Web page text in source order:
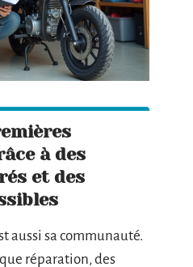
à des
et des
aussi sa communauté.
réparation, des